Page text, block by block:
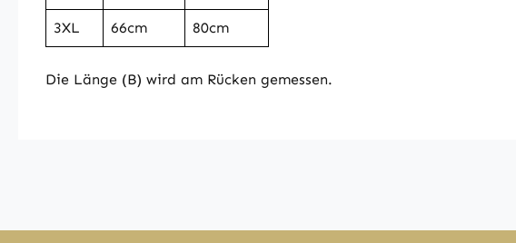
3XL 66cm 80cm
Die Länge (B) wird am Rücken gemessen.